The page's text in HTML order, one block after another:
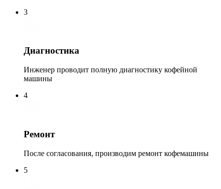
3
Диагностика
Инженер проводит полную диагностику кофейной
машины
4
Ремонт
После согласования, производим ремонт кофемашины
5